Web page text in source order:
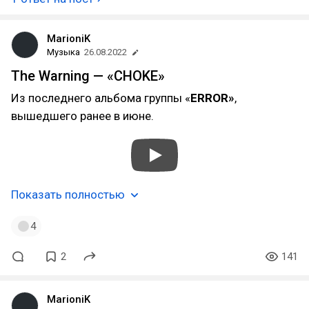
MarioniK
Музыка 26.08.2022
The Warning — «CHOKE»
Из последнего альбома группы «ERROR»,
вышедшего ранее в июне.
Показать полностью
4
2 141
MarioniK